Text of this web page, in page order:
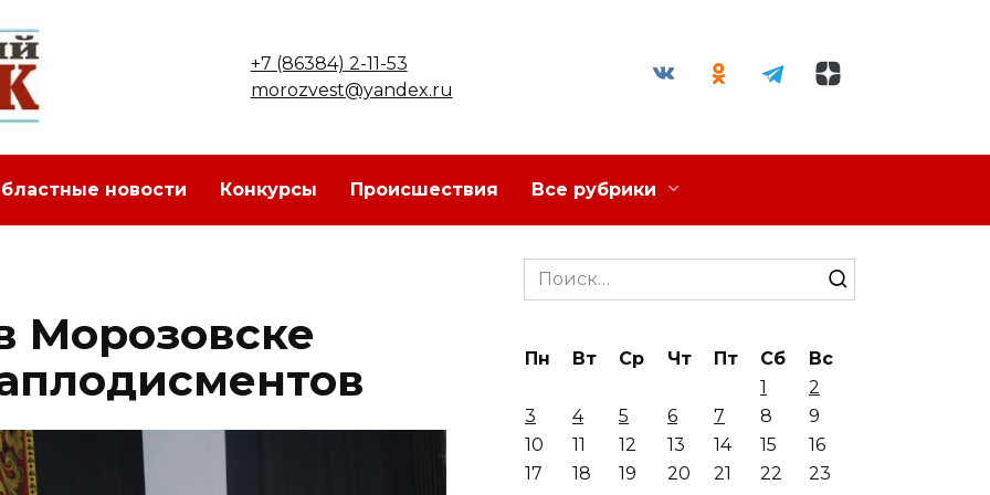
+7 (86384) 2-11-53
morozvest@yandex.ru
новости Конкурсы Происшествия Все рубрики
Морозовске
Search
for:
Пн Вт Ср Чт Пт Сб
Вс
1
2
3
4 5 6 7 8
9
10
11 12 13 14 15
16
17
18 19 20 21 22
23